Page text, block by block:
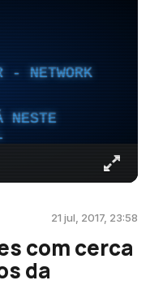
- NETWORK
NESTE
21 jul, 2017, 23:58
com cerca
da